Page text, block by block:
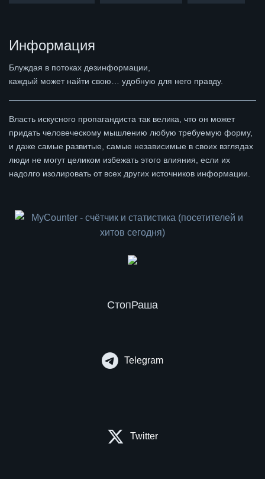
Информация
Блуждая в потоках дезинформации,
каждый может найти свою… удобную для него правду.
Власть искусного пропагандиста так велика, что он может
придать человеческому мышлению любую требуемую форму,
и даже самые развитые, самые независимые в своих взглядах
люди не могут целиком избежать этого влияния, если их
надолго изолировать от всех других источников информации.
СтопРаша
Telegram
Twitter